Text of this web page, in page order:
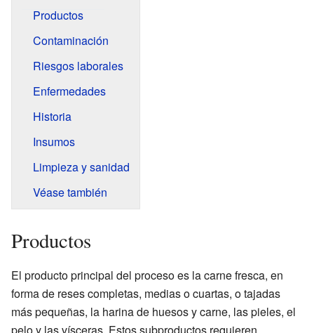
Productos
Contaminación
Riesgos laborales
Enfermedades
Historia
Insumos
Limpieza y sanidad
Véase también
Productos
El producto principal del proceso es la carne fresca, en
forma de reses completas, medias o cuartas, o tajadas
más pequeñas, la harina de huesos y carne, las pieles, el